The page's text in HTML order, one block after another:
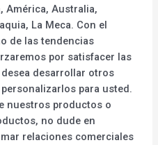
América, Australia,
La Meca. Con el
de las tendencias
por satisfacer las
desarrollar otros
para usted.
nuestros productos o
no dude en
relaciones comerciales